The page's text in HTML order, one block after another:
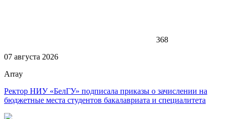
368
07 августа 2026
Array
Ректор НИУ «БелГУ» подписала приказы о зачислении на
бюджетные места студентов бакалавриата и специалитета